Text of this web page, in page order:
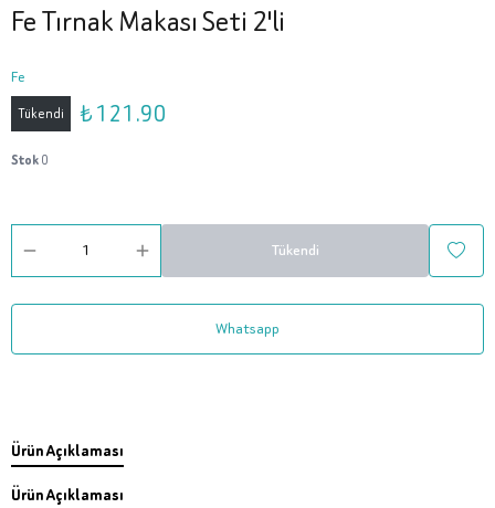
Fe Tırnak Makası Seti 2'li
Fe
Tükendi ₺ 121.90
Stok0
Tükendi
Whatsapp
Ürün Açıklaması
Ürün Açıklaması